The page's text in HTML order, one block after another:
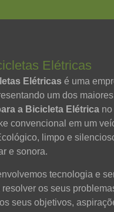
Elétricas
Elétricas é uma
um dos maiores
a Bicicleta Elétrica
convencional em um
limpo e
e sonora.
tecnologia e
os seus
seus objetivos,